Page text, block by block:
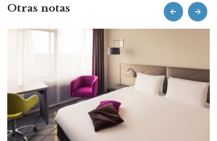
Otras notas prev next